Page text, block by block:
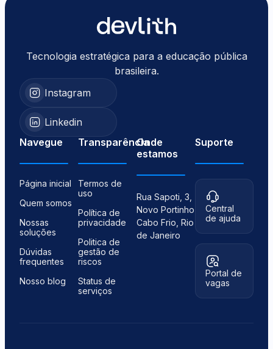
Tecnologia estratégica para a educação pública
brasileira.
Instagram
Linkedin
Navegue
Página inicial
Quem somos
Nossas
soluções
Dúvidas
frequentes
Nosso blog
Transparência
Termos de
uso
Política de
privacidade
Politica de
gestão de
riscos
Status de
serviços
Onde
estamos
Rua Sapoti, 3,
Novo Portinho
Cabo Frio, Rio
de Janeiro
Suporte
Central
de ajuda
Portal de
vagas